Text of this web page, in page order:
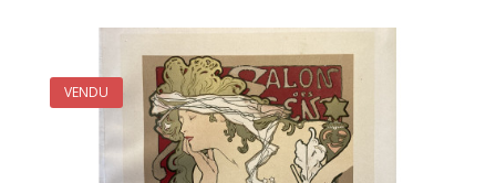
VENDU